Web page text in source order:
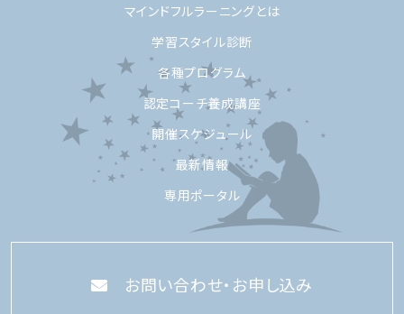
マインドフルラーニングとは
学習スタイル診断
各種プログラム
認定コーチ養成講座
開催スケジュール
最新情報
専用ポータル
お問い合わせ・お申し込み